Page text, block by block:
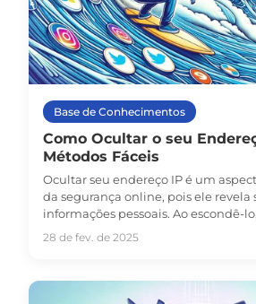
Base de Conhecimentos
Como Ocultar o seu
Métodos Fáceis
Ocultar seu endereço IP é um
da segurança online, pois ele revela
informações pessoais. Ao escondê-
melhorar sua segurança e
28 de fev. de 2025